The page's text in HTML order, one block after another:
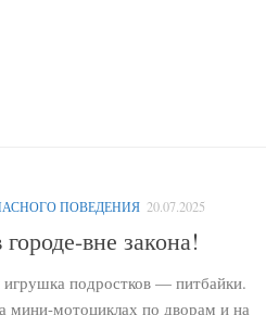
ПОВЕДЕНИЯ 20.07.2025
вне закона!
игрушка подростков — питбайки.
мини-мотоциклах по дворам и на